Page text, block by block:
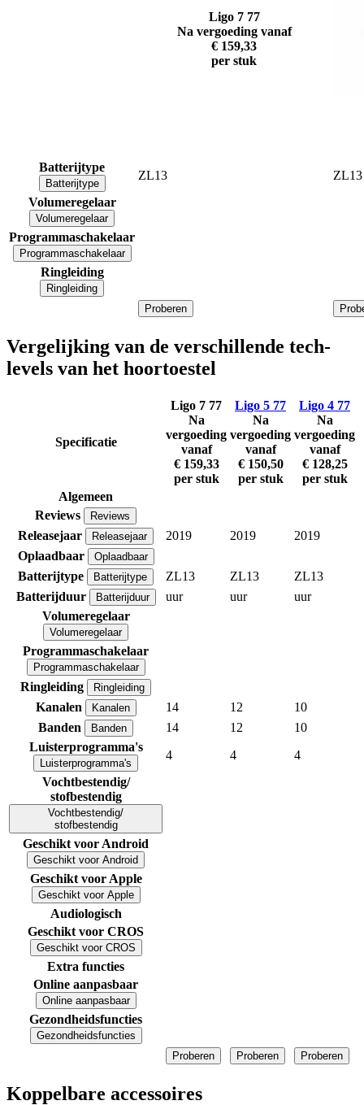
Ligo 7 77
Na vergoeding vanaf
€ 159,33
per stuk
Batterijtype
Batterijtype
ZL13
ZL13
Volumeregelaar
Volumeregelaar
Programmaschakelaar
Programmaschakelaar
Ringleiding
Ringleiding
Proberen
Vergelijking van de verschillende tech-
levels van het hoortoestel
Specificatie
Ligo 7 77
Na
vergoeding
vanaf
€ 159,33
per stuk
Ligo 5 77
Na
vergoeding
vanaf
€ 150,50
per stuk
Ligo 4 77
Na
vergoeding
vanaf
€ 128,25
per stuk
Algemeen
Reviews
Reviews
Releasejaar Releasejaar 2019 2019
2019
Oplaadbaar
Oplaadbaar
Batterijtype Batterijtype ZL13 ZL13
ZL13
Batterijduur
Batterijduur uur uur
uur
Volumeregelaar
Volumeregelaar
Programmaschakelaar
Programmaschakelaar
Ringleiding Ringleiding
Kanalen Kanalen 14 12
10
Banden
Banden 14 12
10
Luisterprogramma's
Luisterprogramma's
4 4
4
Vochtbestendig/
stofbestendig
Vochtbestendig/
stofbestendig
Geschikt voor Android
Geschikt voor Android
Geschikt voor Apple
Geschikt voor Apple
Audiologisch
Geschikt voor CROS
Geschikt voor CROS
Extra functies
Online aanpasbaar
Online aanpasbaar
Gezondheidsfuncties
Gezondheidsfuncties
Proberen
Proberen Proberen
Koppelbare accessoires